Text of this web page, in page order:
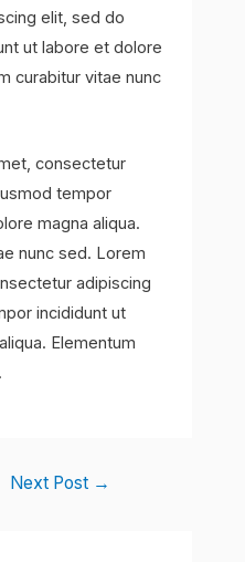
elit, sed do
ut labore et dolore
curabitur vitae nunc
consectetur
tempor
magna aliqua.
nunc sed. Lorem
adipiscing
incididunt ut
Elementum
Next Post →